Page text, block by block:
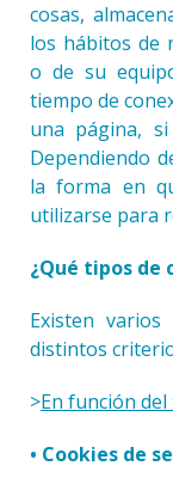
cosas,
los hábitos de
o de su
tiempo de
una página,
Dependiendo
la forma en
utilizarse para
¿Qué tipos de
Existen
distintos
>En función
• Cookies de